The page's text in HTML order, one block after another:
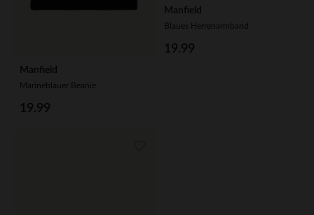
Manfield
Marineblauer Beanie
19.99
Manfield
Blaues Herrenarmband
19.99